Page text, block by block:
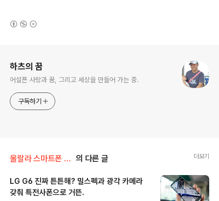
하츠의 꿈
어설픈 사랑과 꿈, 그리고 세상을 만들어 가는 중.
구독하기
울랄라 스마트폰 리뷰 의 다른 글 더보기
LG G6 진짜 튼튼해? 밀스펙과 광각 카메라
갖춰 특전사폰으로 거뜬.